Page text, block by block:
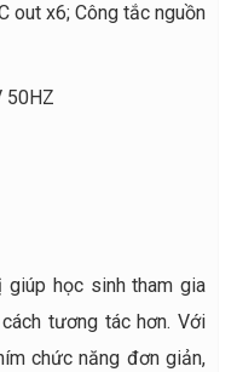
out x6; Công tắc nguồn
50HZ
giúp học sinh tham gia
tương tác hơn. Với
chức năng đơn giản,